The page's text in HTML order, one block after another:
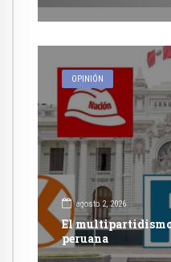
OPINIÓN
agosto 2, 2026
El
peruana